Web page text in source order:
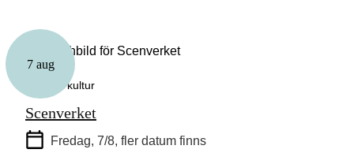
7 aug
Konst & kultur
Scenverket
Fredag, 7/8, fler datum finns